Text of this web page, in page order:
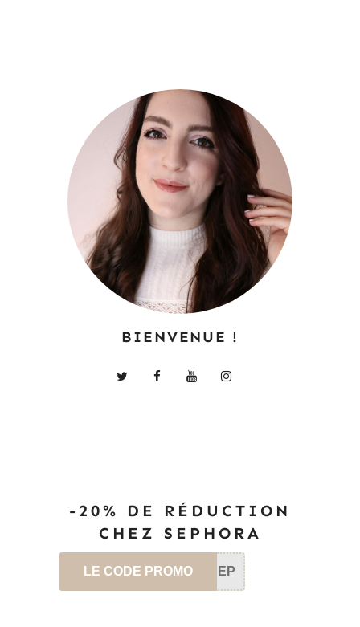
BIENVENUE !
-20% DE RÉDUCTION
CHEZ SEPHORA
LE CODE PROMO SEP